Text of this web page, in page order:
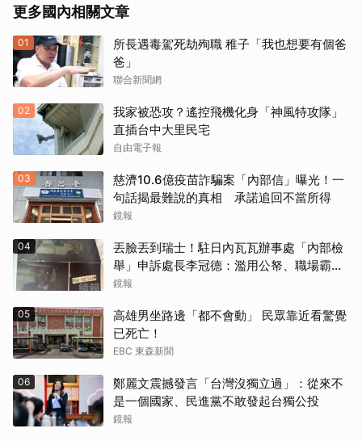
更多國內相關文章
01
所長遇毒駕死劫殉職 稚子「我也想要有個爸
爸」
聯合新聞網
02
我家被恐攻？遙控飛機化身「神風特攻隊」
直插台中大里民宅
自由電子報
03
慈濟10.6億疫苗詐騙案「內部信」曝光！一
句話揭最難說的真相 承諾追回不當所得
鏡報
04
丟臉丟到瑞士！駐日內瓦瓦辦事處「內部檢
舉」申訴處長李冠德：濫用公帑、職場霸
凌、超速仔拒繳罰單 外交部要查了
鏡報
05
高雄男坐路邊「都不會動」 民眾靠近看驚覺
已死亡！
EBC 東森新聞
06
鄭麗文震撼發言「台灣沒獨立過」：從來不
是一個國家、民進黨不敢發起台獨公投
鏡報